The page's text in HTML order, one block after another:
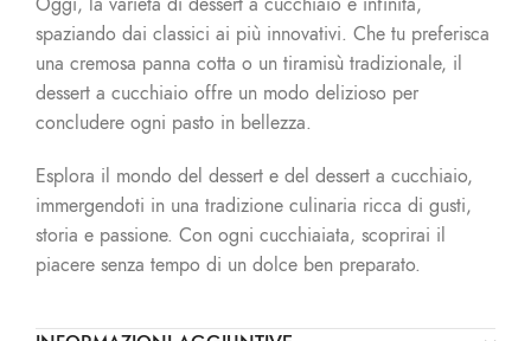
spaziando dai classici ai più innovativi. Che tu preferisca
una cremosa panna cotta o un tiramisù tradizionale, il
dessert a cucchiaio offre un modo delizioso per
concludere ogni pasto in bellezza.
Esplora il mondo del dessert e del dessert a cucchiaio,
immergendoti in una tradizione culinaria ricca di gusti,
storia e passione. Con ogni cucchiaiata, scoprirai il
piacere senza tempo di un dolce ben preparato.